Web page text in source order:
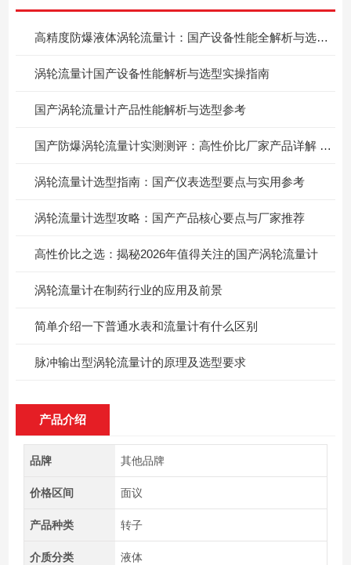
高精度防爆液体涡轮流量计：国产设备性能全解析与选型实操指南
涡轮流量计国产设备性能解析与选型实操指南
国产涡轮流量计产品性能解析与选型参考
国产防爆涡轮流量计实测测评：高性价比厂家产品详解 + 实用选型参考
涡轮流量计选型指南：国产仪表选型要点与实用参考
涡轮流量计选型攻略：国产产品核心要点与厂家推荐
高性价比之选：揭秘2026年值得关注的国产涡轮流量计
涡轮流量计在制药行业的应用及前景
简单介绍一下普通水表和流量计有什么区别
脉冲输出型涡轮流量计的原理及选型要求
产品介绍
品牌 其他品牌
价格区间 面议
产品种类 转子
介质分类 液体